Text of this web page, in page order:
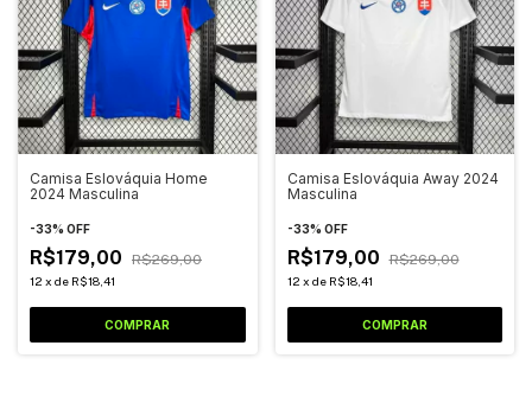
Camisa Eslováquia Home
2024 Masculina
-33% OFF
R$179,00 R$269,00
12 x de R$18,41
COMPRAR
Camisa Eslováquia Away 2024
Masculina
-33% OFF
R$179,00 R$269,00
12 x de R$18,41
COMPRAR